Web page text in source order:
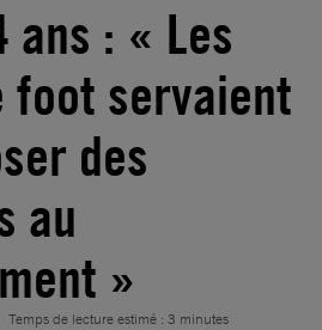
ans : « Les
foot servaient
des
au
»
Temps de lecture estimé : 3 minutes